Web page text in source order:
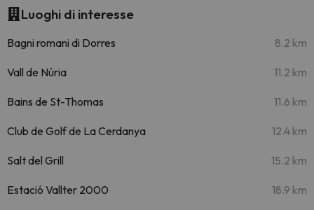
Luoghi di interesse
Bagni romani di Dorres 8.2 km
Vall de Núria 11.2 km
Bains de St-Thomas 11.6 km
Club de Golf de La Cerdanya 12.4 km
Salt del Grill 15.2 km
Estació Vallter 2000 18.9 km